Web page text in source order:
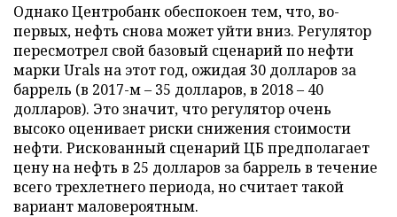
Однако Центробанк обеспокоен тем, что, во-
первых, нефть снова может уйти вниз. Регулятор
пересмотрел свой базовый сценарий по нефти
марки Urals на этот год, ожидая 30 долларов за
баррель (в 2017-м – 35 долларов, в 2018 – 40
долларов). Это значит, что регулятор очень
высоко оценивает риски снижения стоимости
нефти. Рискованный сценарий ЦБ предполагает
цену на нефть в 25 долларов за баррель в течение
всего трехлетнего периода, но считает такой
вариант маловероятным.